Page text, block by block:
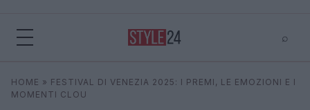
⌕
Cerca ⌕ ×
HOME » FESTIVAL DI VENEZIA 2025: I PREMI, LE EMOZIONI E I
MOMENTI CLOU